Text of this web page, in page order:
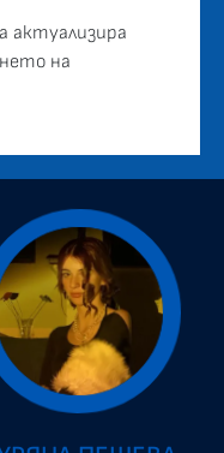
актуализира
на